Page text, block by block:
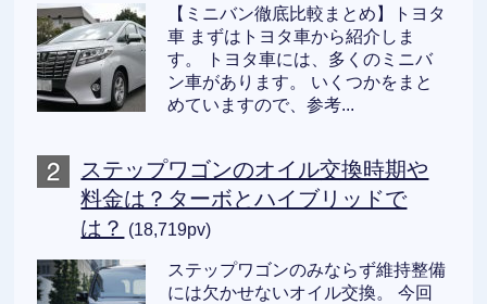
【ミニバン徹底比較まとめ】トヨタ
車 まずはトヨタ車から紹介しま
す。 トヨタ車には、多くのミニバ
ン車があります。 いくつかをまと
めていますので、参考...
ステップワゴンのオイル交換時期や
料金は？ターボとハイブリッドで
は？ (18,719pv)
ステップワゴンのみならず維持整備
には欠かせないオイル交換。 今回